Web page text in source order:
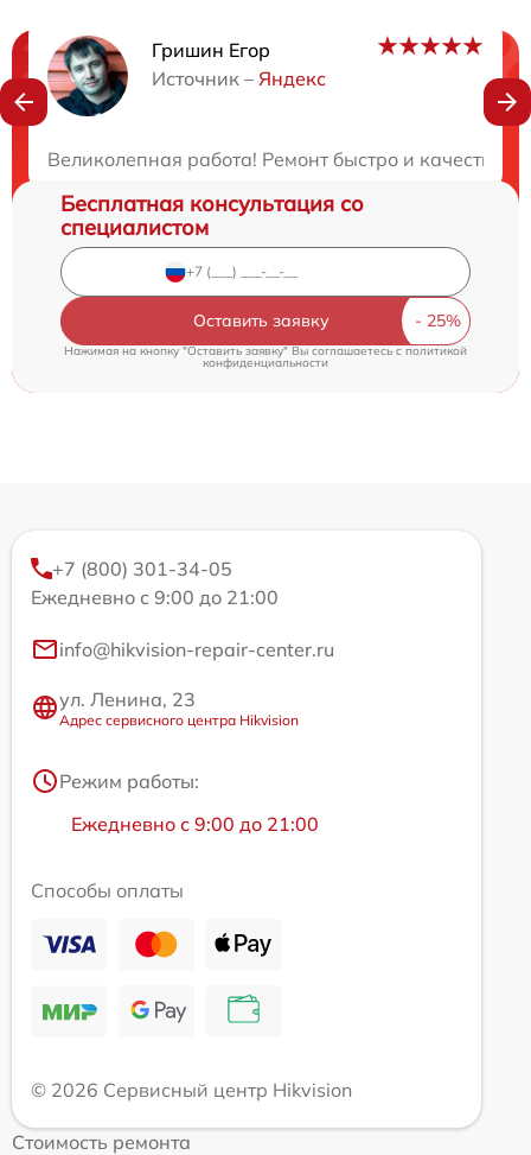
Гришин Егор
Источник – Яндекс
Великолепная работа! Ремонт быстро и
Нужна консультация?
Бесплатная консультация со
специалистом
Оставить заявку
Нажимая на кнопку "Оставить заявку" Вы соглашаетесь cполитикой
конфиденциальности
+7 (800) 301-34-05
Ежедневно с 9:00 до 21:00
info@hikvision-repair-center.ru
ул. Ленина, 23
Адрес сервисного центра Hikvision
Режим работы:
Ежедневно с 9:00 до 21:00
Способы оплаты
© 2026 Сервисный центр Hikvision
Стоимость ремонта